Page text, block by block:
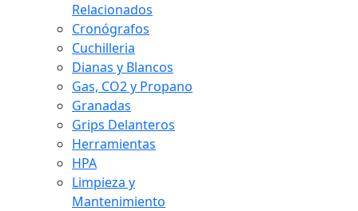
Relacionados
Cronógrafos
Cuchilleria
Dianas y Blancos
Gas, CO2 y Propano
Granadas
Grips Delanteros
Herramientas
HPA
Limpieza y
Mantenimiento